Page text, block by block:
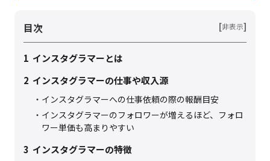
目次 [非表示]
1 インスタグラマーとは
2 インスタグラマーの仕事や収入源
インスタグラマーへの仕事依頼の際の報酬目安
インスタグラマーのフォロワーが増えるほど、フォロ
ワー単価も高まりやすい
3 インスタグラマーの特徴